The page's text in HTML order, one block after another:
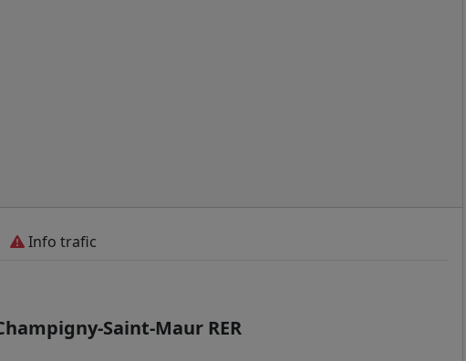
Info trafic
Saint-Maur RER